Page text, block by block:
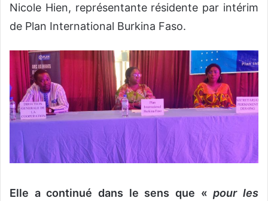
Nicole Hien, représentante résidente par intérim
de Plan International Burkina Faso.
Elle a continué dans le sens que «pour les